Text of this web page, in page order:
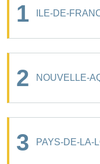
1 ILE-DE-
2 NOUVELLE-
3 PAYS-DE-LA-